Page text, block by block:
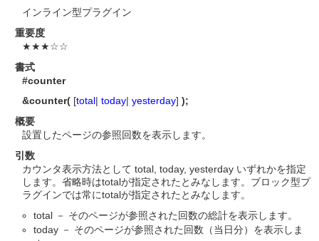
インライン型プラグイン
重要度
★★★☆☆
書式
#counter
&counter( [total| today| yesterday] );
概要
設置したページの参照回数を表示します。
引数
カウンタ表示方法として total, today, yesterday いずれかを指定
します。省略時はtotalが指定されたとみなします。ブロック型プ
ラグインでは常にtotalが指定されたとみなします。
total － そのページが参照された回数の総計を表示します。
today － そのページが参照された回数（当日分）を表示しま